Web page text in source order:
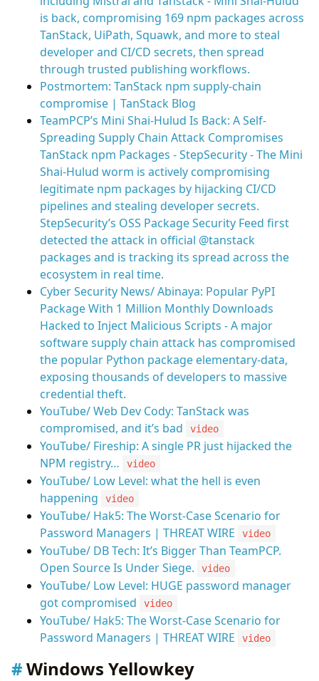
is back, compromising 169 npm packages across
TanStack, UiPath, Squawk, and more to steal
developer and CI/CD secrets, then spread
through trusted publishing workflows.
Postmortem: TanStack npm supply-chain
compromise | TanStack Blog
TeamPCP’s Mini Shai-Hulud Is Back: A Self-
Spreading Supply Chain Attack Compromises
TanStack npm Packages - StepSecurity - The Mini
Shai-Hulud worm is actively compromising
legitimate npm packages by hijacking CI/CD
pipelines and stealing developer secrets.
StepSecurity’s OSS Package Security Feed first
detected the attack in official @tanstack
packages and is tracking its spread across the
ecosystem in real time.
Cyber Security News/ Abinaya: Popular PyPI
Package With 1 Million Monthly Downloads
Hacked to Inject Malicious Scripts - A major
software supply chain attack has compromised
the popular Python package elementary-data,
exposing thousands of developers to massive
credential theft.
YouTube/ Web Dev Cody: TanStack was
compromised, and it’s bad
video
YouTube/ Fireship: A single PR just hijacked the
NPM registry…
video
YouTube/ Low Level: what the hell is even
happening
video
YouTube/ Hak5: The Worst-Case Scenario for
Password Managers | THREAT WIRE
video
YouTube/ DB Tech: It’s Bigger Than TeamPCP.
Open Source Is Under Siege.
video
YouTube/ Low Level: HUGE password manager
got compromised
video
YouTube/ Hak5: The Worst-Case Scenario for
Password Managers | THREAT WIRE
video
Windows Yellowkey